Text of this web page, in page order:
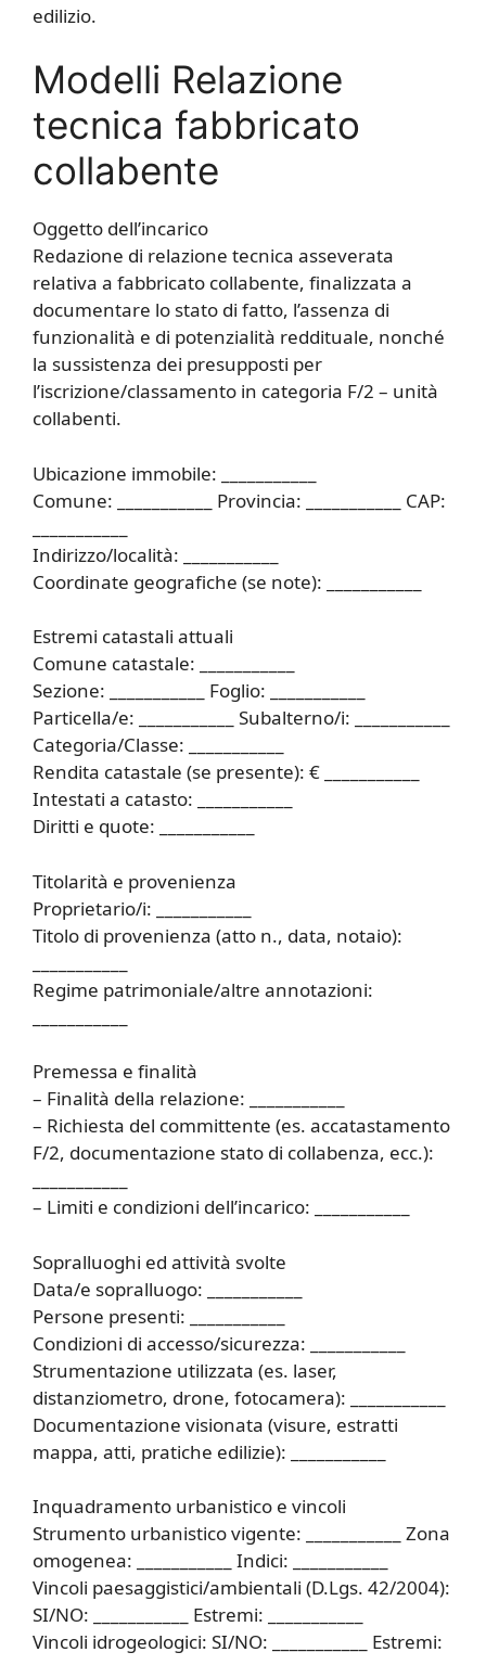
edilizio.
Modelli Relazione
tecnica fabbricato
collabente​
Oggetto dell’incarico
Redazione di relazione tecnica asseverata
relativa a fabbricato collabente, finalizzata a
documentare lo stato di fatto, l’assenza di
funzionalità e di potenzialità reddituale, nonché
la sussistenza dei presupposti per
l’iscrizione/classamento in categoria F/2 – unità
collabenti.
Ubicazione immobile: ___________
Comune: ___________ Provincia: ___________ CAP:
Indirizzo/località: ___________
Coordinate geografiche (se note): ___________
Estremi catastali attuali
Comune catastale: ___________
Sezione: ___________ Foglio: ___________
Particella/e: ___________ Subalterno/i: ___________
Categoria/Classe: ___________
Rendita catastale (se presente): € ___________
Intestati a catasto: ___________
Diritti e quote: ___________
Titolarità e provenienza
Proprietario/i: ___________
Titolo di provenienza (atto n., data, notaio):
Regime patrimoniale/altre annotazioni:
Premessa e finalità
– Finalità della relazione: ___________
– Richiesta del committente (es. accatastamento
F/2, documentazione stato di collabenza, ecc.):
– Limiti e condizioni dell’incarico: ___________
Sopralluoghi ed attività svolte
Data/e sopralluogo: ___________
Persone presenti: ___________
Condizioni di accesso/sicurezza: ___________
Strumentazione utilizzata (es. laser,
distanziometro, drone, fotocamera): ___________
Documentazione visionata (visure, estratti
mappa, atti, pratiche edilizie): ___________
Inquadramento urbanistico e vincoli
Strumento urbanistico vigente: ___________ Zona
omogenea: ___________ Indici: ___________
Vincoli paesaggistici/ambientali (D.Lgs. 42/2004):
SI/NO: ___________ Estremi: ___________
Vincoli idrogeologici: SI/NO: ___________ Estremi: